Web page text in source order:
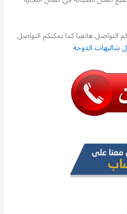
هاتفيا كما يمكنكم التواصل
شاليهات الدوحة